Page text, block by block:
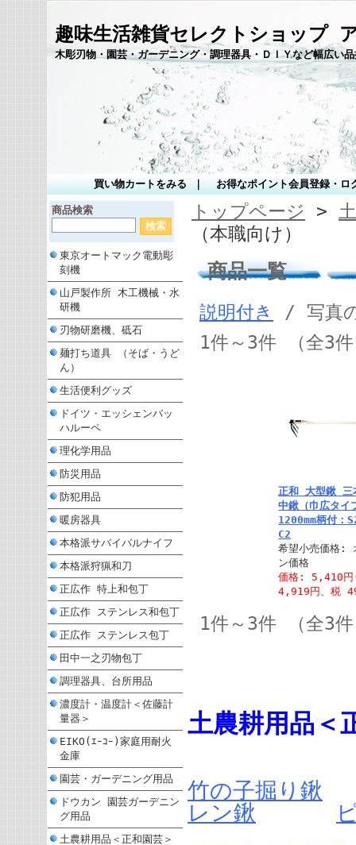
趣味生活雑貨セレクトショップ
木彫刃物・園芸・ガーデニング・調理器具・ＤＩＹなど幅広い
買い物カートをみる お得なポイント会員登録・ロ
商品検索
東京オートマック電動彫
刻機
山戸製作所 木工機械・水
研機
刃物研磨機、砥石
麺打ち道具 （そば・うど
ん）
生活便利グッズ
ドイツ・エッシェンバッ
ハルーペ
理化学用品
防災用品
防犯用品
暖房器具
本格派サバイバルナイフ
本格派狩猟和刀
正広作 特上和包丁
正広作 ステンレス和包丁
正広作 ステンレス包丁
田中一之刃物包丁
調理器具、台所用品
濃度計・温度計＜佐藤計
量器＞
EIKO(ｴｰｺｰ)家庭用耐火
金庫
園芸・ガーデニング用品
ドウカン 園芸ガーデニン
グ用品
土農耕用品＜正和園芸＞
トップページ >
（本職向け）
商品一覧
説明付き
/ 写真
1件～3件 （全3
正和 大型鍬 三
中鍬（巾広タイ
1200mm柄付：
C2
希望小売価格:
ン価格
価格: 5,410円
4,919円、税
1件～3件 （全3
土農耕用品＜
竹の子掘り鍬
レン鍬